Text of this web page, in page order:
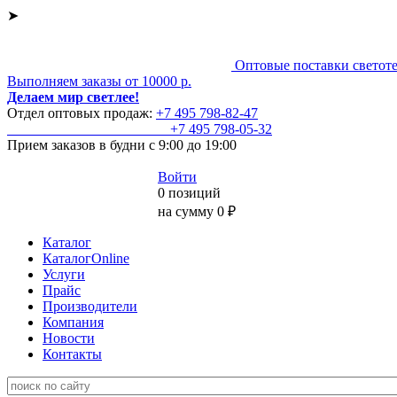
➤
Оптовые поставки
Выполняем заказы от 10000 р.
Делаем мир светлее!
Отдел оптовых продаж: +7 495 798-82-47
+7 495 798-05-32
Прием заказов в будни с 9:00 до 19:00
Войти
0 позиций
на сумму 0 ₽
Каталог
КаталогOnline
Услуги
Прайс
Производители
Компания
Новости
Контакты